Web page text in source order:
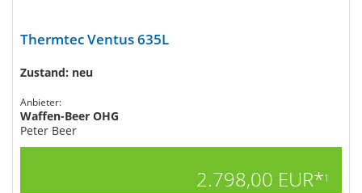
Thermtec Ventus 635L
Zustand: neu
Anbieter:
Waffen-Beer OHG
Peter Beer
2.798,00 EUR*1